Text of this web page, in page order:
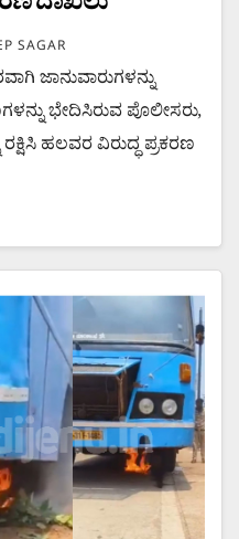
SAGAR
ಜಾನುವಾರುಗಳನ್ನು
ಭೇದಿಸಿರುವ ಪೊಲೀಸರು,
ಹಲವರ ವಿರುದ್ಧ ಪ್ರಕರಣ